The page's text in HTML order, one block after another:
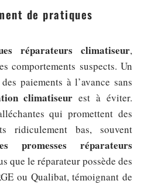
de pratiques
réparateurs climatiseur,
comportements suspects. Un
paiements à l’avance sans
climatiseur est à éviter.
qui promettent des
ridiculement bas, souvent
promesses réparateurs
que le réparateur possède des
ou Qualibat, témoignant de